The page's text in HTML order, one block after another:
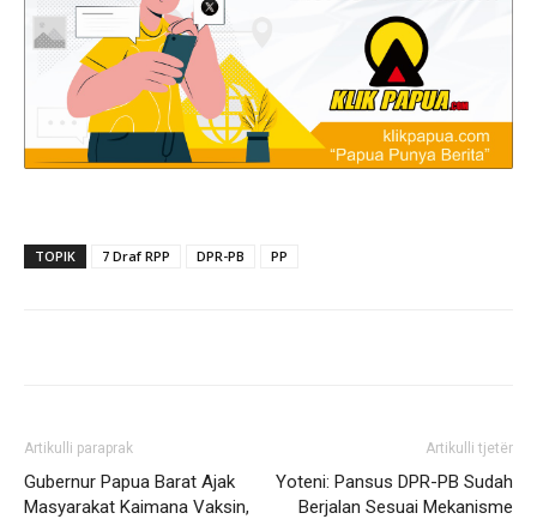
TOPIK 7 Draf RPP DPR-PB PP
Artikulli paraprak
Gubernur Papua Barat Ajak
Masyarakat Kaimana Vaksin,
Artikulli tjetër
Yoteni: Pansus DPR-PB Sudah
Berjalan Sesuai Mekanisme